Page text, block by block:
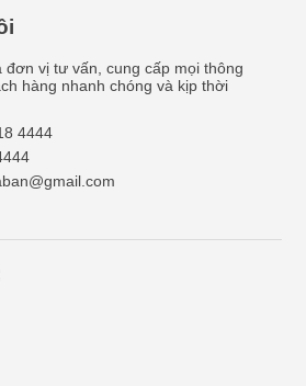
đơn vị tư vấn, cung cấp mọi thông
hàng nhanh chóng và kịp thời
4444